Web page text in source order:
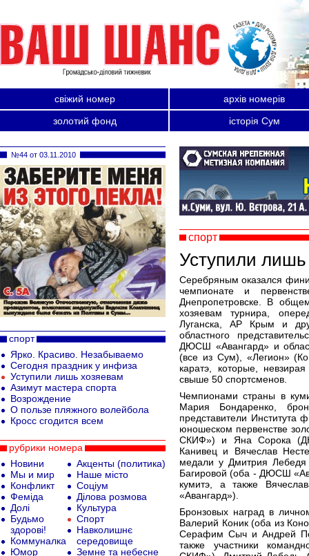
свіжий номер
архів номерів
золотий фонд
історія Сум
спорт
Уступили
Серебряным оказался
чемпионате и
Днепропетровске. В
хозяевам турнира,
Луганска, АР Крым и
областного
ДЮСШ «Авангард» и
(все из Сум), «Легион»
каратэ, которые,
свыше 50 спортсменов.
Чемпионами страны в
Мария Бондаренко,
представители
юношеском первенстве
СКИФ») и Яна Сорока
Канивец и Вячеслав
медали у Дмитрия
Багировой (оба - ДЮСШ
кумитэ, а также
«Авангард»).
Бронзовых наград в
Валерий Коник (оба из
Серафим Сыч и Андрей
также участники
№44 от 03.11.2010
спорт
Ярко. Красиво. Незабываемо
Сегодня праздник у инфиза
Уступили лишь хозяевам
Азимут мастера спорта
Возрождение
О пользе пляжного волейбола
Кросс сгодится всем
рубрики номера
Новини
Мы и мир
Конфликт
Феміда
Долі
Будьмо
здорові!
Коммуналка
Юмор
Акценты (политика)
Наше місто
Соціум
Ділова розмова
Культура
Спорт
Навколишнє
середовище
Земне та небесне